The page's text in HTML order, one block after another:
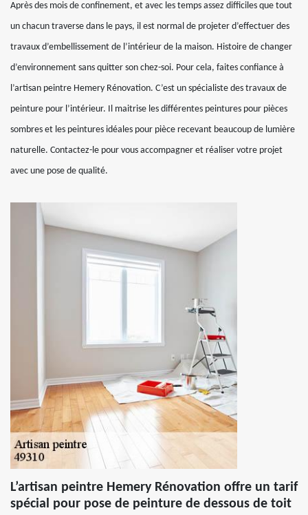
Après des mois de confinement, et avec les temps assez difficiles que tout
un chacun traverse dans le pays, il est normal de projeter d’effectuer des
travaux d’embellissement de l’intérieur de la maison. Histoire de changer
d’environnement sans quitter son chez-soi. Pour cela, faites confiance à
l’artisan peintre Hemery Rénovation. C’est un spécialiste des travaux de
peinture pour l’intérieur. Il maitrise les différentes peintures pour pièces
sombres et les peintures idéales pour pièce recevant beaucoup de lumière
naturelle. Contactez-le pour vous accompagner et réaliser votre projet
avec une pose de qualité.
L’artisan peintre Hemery Rénovation offre un tarif
spécial pour pose de peinture de dessous de toit